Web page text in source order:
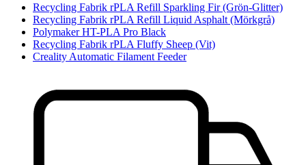
Recycling Fabrik rPLA Refill Sparkling Fir (Grön-Glitter)
Recycling Fabrik rPLA Refill Liquid Asphalt (Mörkgrå)
Polymaker HT-PLA Pro Black
Recycling Fabrik rPLA Fluffy Sheep (Vit)
Creality Automatic Filament Feeder